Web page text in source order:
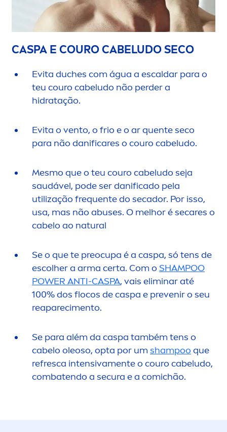
CASPA E COURO CABELUDO SECO
Evita duches com água a escaldar para o
teu couro cabeludo não perder a
hidratação.
Evita o vento, o frio e o ar quente seco
para não danificares o couro cabeludo.
Mesmo que o teu couro cabeludo seja
saudável, pode ser danificado pela
utilização frequente do secador. Por isso,
usa, mas não abuses. O melhor é secares o
cabelo ao natural
Se o que te preocupa é a caspa, só tens de
escolher a arma certa. Com o SHAMPOO
POWER ANTI-CASPA, vais eliminar até
100% dos flocos de caspa e prevenir o seu
reaparecimento.
Se para além da caspa também tens o
cabelo oleoso, opta por um shampoo que
refresca intensivamente o couro cabeludo,
combatendo a secura e a comichão.